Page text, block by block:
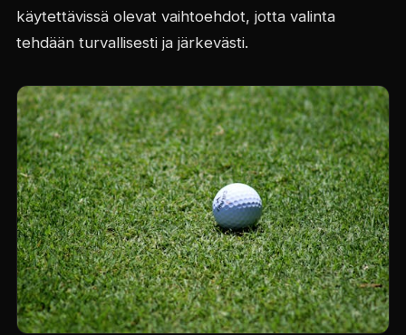
käytettävissä olevat vaihtoehdot, jotta valinta
tehdään turvallisesti ja järkevästi.